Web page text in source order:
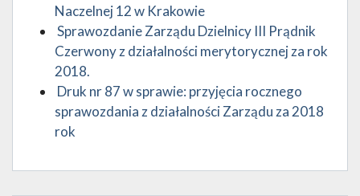
Naczelnej 12 w Krakowie
Sprawozdanie Zarządu Dzielnicy III Prądnik
Czerwony z działalności merytorycznej za rok
2018.
Druk nr 87 w sprawie: przyjęcia rocznego
sprawozdania z działalności Zarządu za 2018
rok